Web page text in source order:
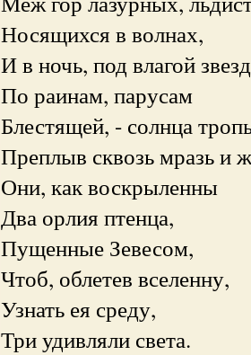
Носящихся в волнах,
И в ночь, под влагой
По раинам, парусам
Блестящей, - солнца
Преплыв сквозь мразь и
Они, как воскрыленны
Два орлия птенца,
Пущенные Зевесом,
Чтоб, облетев вселенну,
Узнать ея среду,
Три удивляли света.